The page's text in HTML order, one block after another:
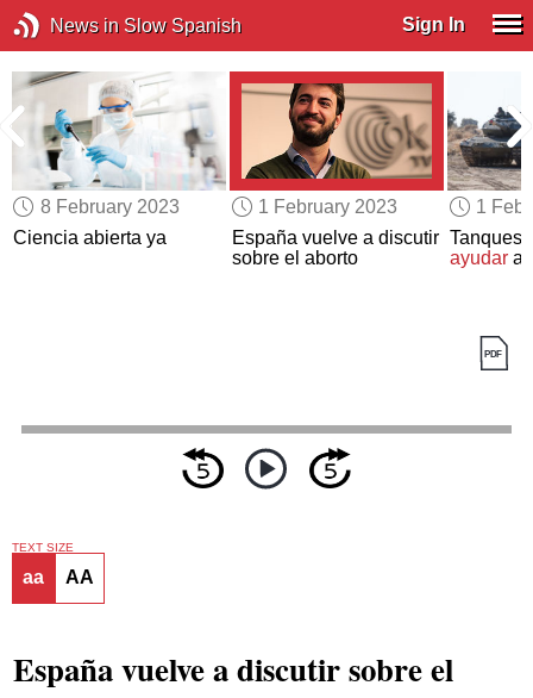
News in Slow Spanish Sign In
8 February 2023
Ciencia abierta ya
1 February 2023
España vuelve a discutir
sobre el aborto
1
Tanques
ayudara
TEXT SIZE
aa AA
España vuelve a discutir sobre el